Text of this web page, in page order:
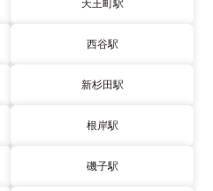
天王町駅
西谷駅
新杉田駅
根岸駅
磯子駅